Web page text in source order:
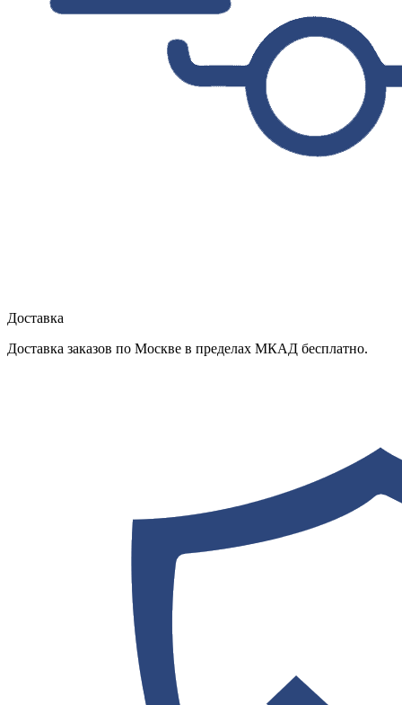
Доставка
Доставка заказов по Москве в пределах МКАД бесплатно.